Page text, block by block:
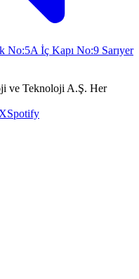
No:5A İç Kapı No:9 Sarıyer
ve Teknoloji A.Ş. Her
Spotify